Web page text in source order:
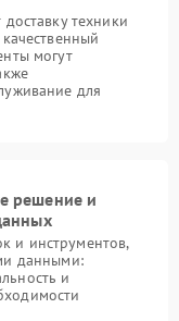
техники
могут
для
решение и
и инструментов,
данными:
и